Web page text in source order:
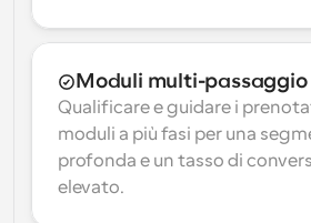
Moduli multi-passaggio
Qualificare e guidare i
moduli a più fasi per una
profonda e un tasso di
elevato.